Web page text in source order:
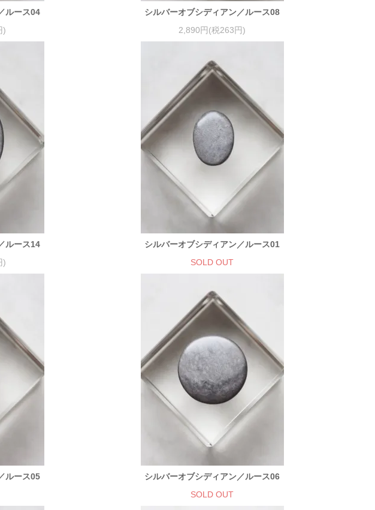
ルース04
)
シルバーオブシディアン／ルース08
2,890円(税263円)
ルース14
)
シルバーオブシディアン／ルース01
SOLD OUT
ルース05
シルバーオブシディアン／ルース06
SOLD OUT